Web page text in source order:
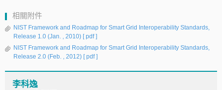
相關附件
NIST Framework and Roadmap for Smart Grid Interoperability Standards,
Release 1.0 (Jan. , 2010) [ pdf ]
NIST Framework and Roadmap for Smart Grid Interoperability Standards,
Release 2.0 (Feb. , 2012) [ pdf ]
李科逸